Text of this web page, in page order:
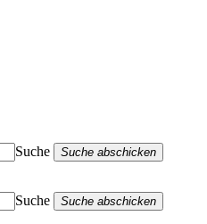
Suche
Suche abschicken
Suche
Suche abschicken